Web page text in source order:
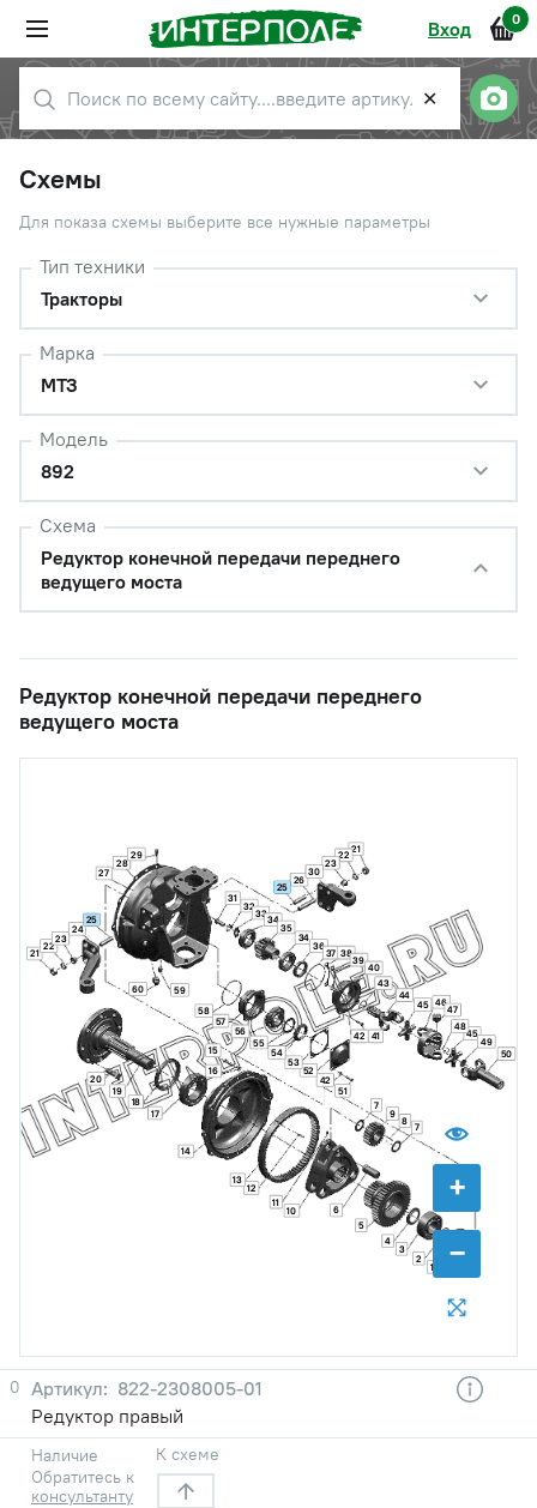
Вход 0
✕
Схемы
Для показа схемы выберите все нужные параметры
Тип техники
Тракторы
Марка
МТЗ
Модель
892
Схема
Редуктор конечной передачи переднего
ведущего моста
Редуктор конечной передачи переднего
ведущего моста
+
−
1
2
3
4
5
6
7
7
8
9
10
11
12
13
14
15
16
17
18
19
20
21
21
22
22
23
23
24
25
25
26
27
28
29
30
31
32
33
34
34
35
36
37 38
39
40
41
42
42
43
44
45
45
46
47
48
49
50
51
52
53
54
55
56
57
58
59
60
0
822-2308005-01
Редуктор правый
Наличие
Обратитесь к
консультанту
К схеме